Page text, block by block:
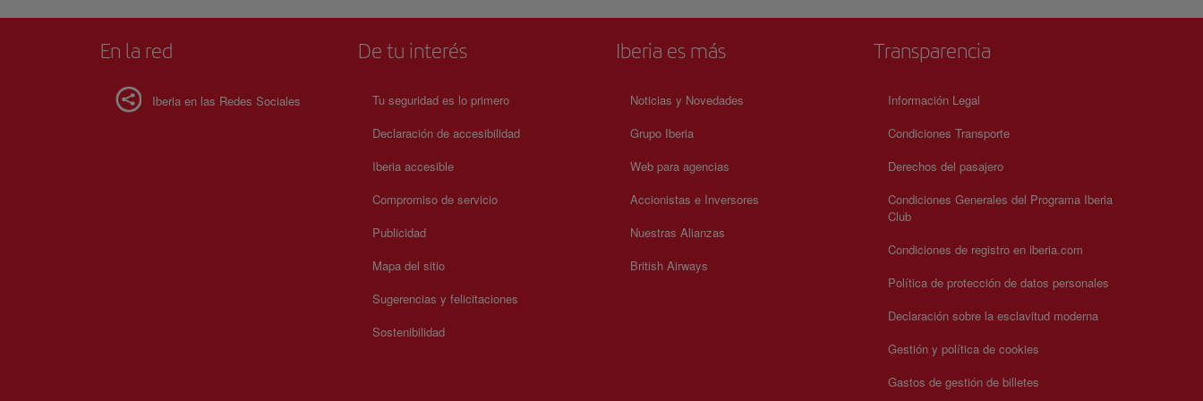
En la red
Iberia en las Redes Sociales
De tu interés
Tu seguridad es lo primero
Declaración de accesibilidad
Iberia accesible
Compromiso de servicio
Publicidad
Mapa del sitio
Sugerencias y felicitaciones
Sostenibilidad
Iberia es más
Noticias y Novedades
Grupo Iberia
Web para agencias
Accionistas e Inversores
Nuestras Alianzas
British Airways
Transparencia
Información Legal
Condiciones Transporte
Derechos del pasajero
Condiciones Generales del Programa Iberia
Club
Condiciones de registro en iberia.com
Política de protección de datos personales
Declaración sobre la esclavitud moderna
Gestión y política de cookies
Gastos de gestión de billetes